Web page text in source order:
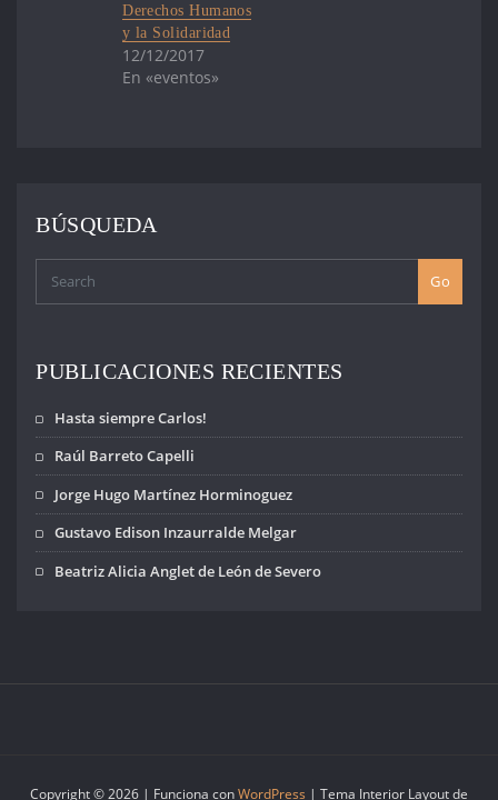
Derechos Humanos
y la Solidaridad
12/12/2017
En «eventos»
BÚSQUEDA
Go
PUBLICACIONES RECIENTES
Hasta siempre Carlos!
Raúl Barreto Capelli
Jorge Hugo Martínez Horminoguez
Gustavo Edison Inzaurralde Melgar
Beatriz Alicia Anglet de León de Severo
Copyright © 2026 | Funciona conWordPress | Tema Interior Layout de